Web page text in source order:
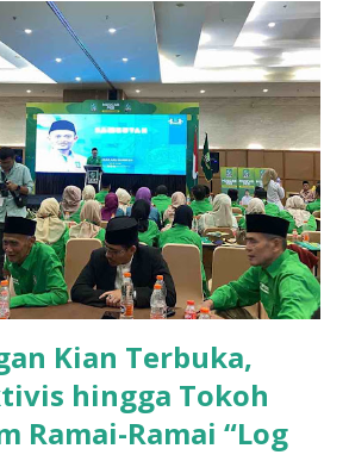
45.702 ton, Kecamatan Cilimus
setengah dari total produksi ubi
tanah yang subur dan teknik
menjadikan Cilimus sebagai sentra
2. Kecamatan Cigandamekar
oleh Kecamatan Cigandamekar
mencapai 28.966 ton. Daerah ini
yang beragam dan kualitas ubi
mampu bersaing dengan ...
Kian Terbuka,
hingga Tokoh
Ramai-Ramai “Log